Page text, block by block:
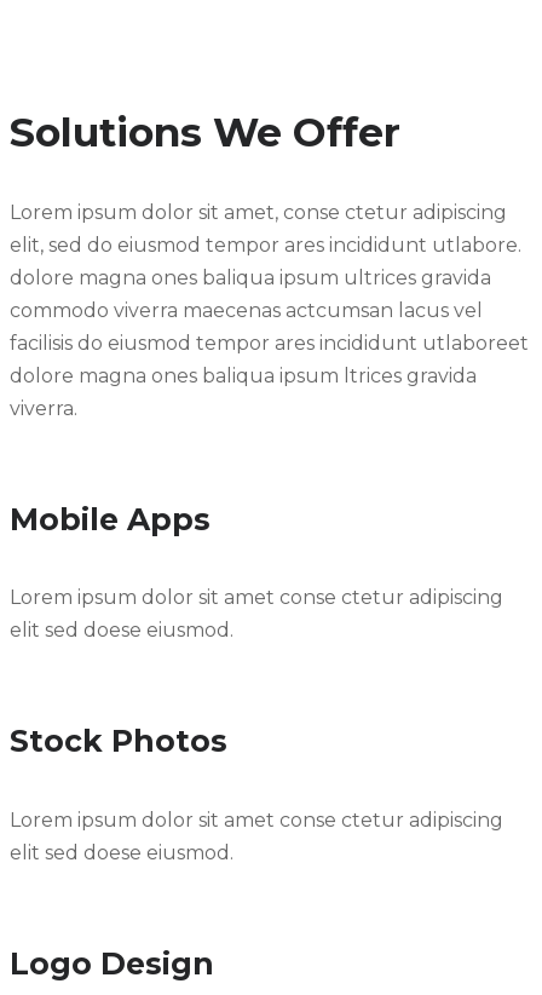
Solutions We Offer
Lorem ipsum dolor sit amet, conse ctetur adipiscing
elit, sed do eiusmod tempor ares incididunt utlabore.
dolore magna ones baliqua ipsum ultrices gravida
commodo viverra maecenas actcumsan lacus vel
facilisis do eiusmod tempor ares incididunt utlaboreet
dolore magna ones baliqua ipsum ltrices gravida
viverra.
Mobile Apps
Lorem ipsum dolor sit amet conse ctetur adipiscing
elit sed doese eiusmod.
Stock Photos
Lorem ipsum dolor sit amet conse ctetur adipiscing
elit sed doese eiusmod.
Logo Design